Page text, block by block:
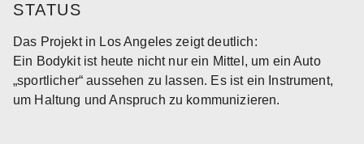
STATUS
Das Projekt in Los Angeles zeigt deutlich:
Ein Bodykit ist heute nicht nur ein Mittel, um ein Auto
„sportlicher“ aussehen zu lassen. Es ist ein Instrument,
um Haltung und Anspruch zu kommunizieren.